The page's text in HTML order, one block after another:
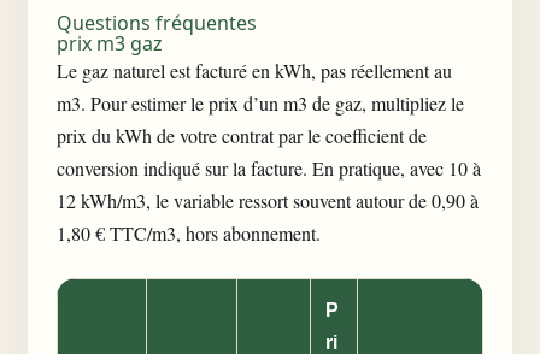
Questions fréquentes
prix m3 gaz
Le gaz naturel est facturé en kWh, pas réellement au
m3. Pour estimer le prix d’un m3 de gaz, multipliez le
prix du kWh de votre contrat par le coefficient de
conversion indiqué sur la facture. En pratique, avec 10 à
12 kWh/m3, le variable ressort souvent autour de 0,90 à
1,80 € TTC/m3, hors abonnement.
P
ri